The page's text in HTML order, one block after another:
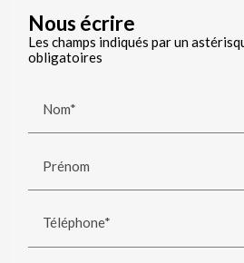
Nous écrire
Les champs indiqués par un
obligatoires
Nom*
Prénom
Téléphone*